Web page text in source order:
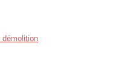
démolition